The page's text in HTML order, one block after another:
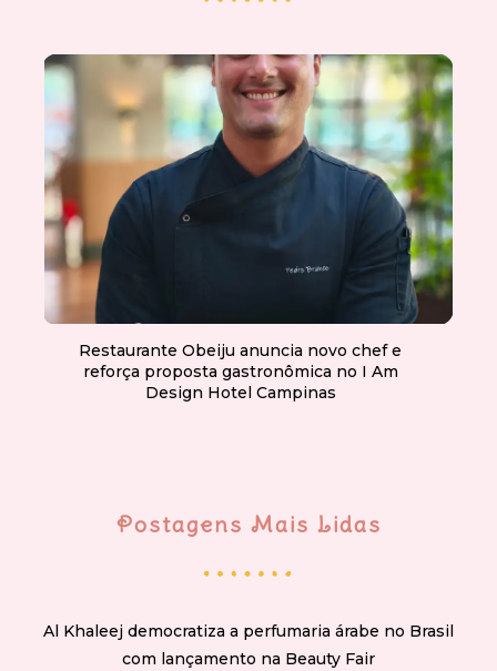
Restaurante Obeiju anuncia novo chef e
reforça proposta gastronômica no I Am
Design Hotel Campinas
Postagens Mais Lidas
Al Khaleej democratiza a perfumaria árabe no Brasil
com lançamento na Beauty Fair